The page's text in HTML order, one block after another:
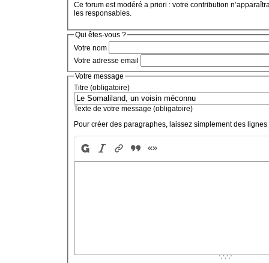
Ce forum est modéré a priori : votre contribution
les responsables.
Qui êtes-vous ?
Votre nom
Votre adresse email
Votre message
Titre (obligatoire)
Texte de votre message (obligatoire)
Pour créer des paragraphes, laissez simplement des lignes